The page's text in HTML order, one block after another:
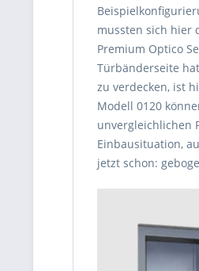
mussten sich hier
Premium Optico
Türbänderseite
zu verdecken, ist
Modell 0120
unvergleichlichen
Einbausituation,
jetzt schon: